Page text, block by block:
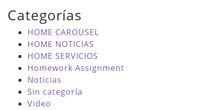
Categorías
HOME CAROUSEL
HOME NOTICIAS
HOME SERVICIOS
Homework Assignment
Noticias
Sin categoría
Video